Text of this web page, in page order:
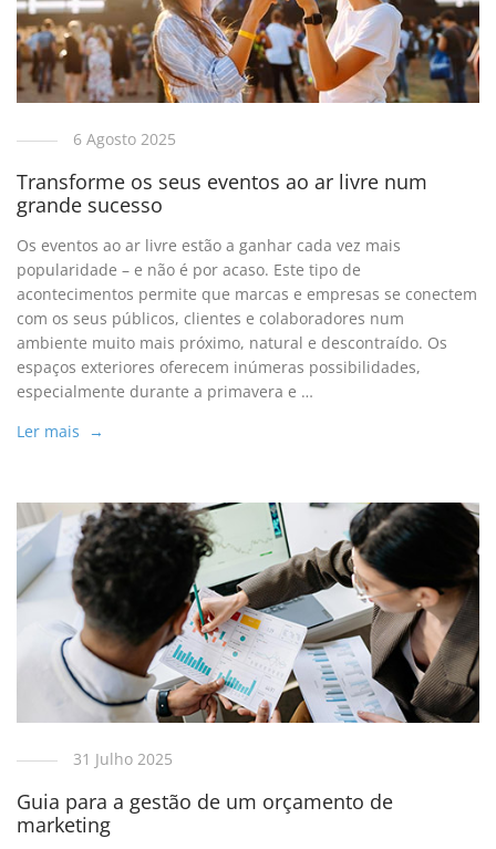
6 Agosto 2025
Transforme os seus eventos ao ar livre num
grande sucesso
Os eventos ao ar livre estão a ganhar cada vez mais
popularidade – e não é por acaso. Este tipo de
acontecimentos permite que marcas e empresas se conectem
com os seus públicos, clientes e colaboradores num
ambiente muito mais próximo, natural e descontraído. Os
espaços exteriores oferecem inúmeras possibilidades,
especialmente durante a primavera e …
Ler mais →
31 Julho 2025
Guia para a gestão de um orçamento de
marketing